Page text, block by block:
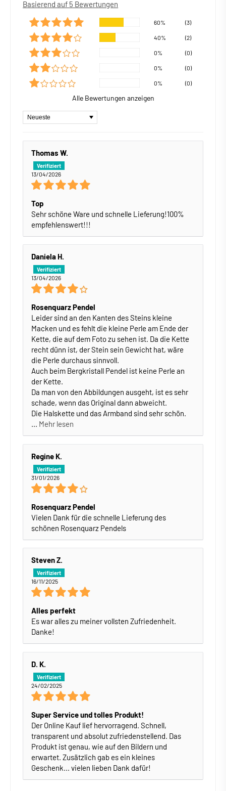
Basierend auf 5 Bewertungen
60% (3)
40% (2)
0% (0)
0% (0)
0% (0)
Alle Bewertungen anzeigen
Sort by
Thomas W.
13/04/2026
Top
Sehr schöne Ware und schnelle Lieferung!100%
empfehlenswert!!!
Daniela H.
13/04/2026
Rosenquarz Pendel
Leider sind an den Kanten des Steins kleine
Macken und es fehlt die kleine Perle am Ende der
Kette, die auf dem Foto zu sehen ist. Da die Kette
recht dünn ist, der Stein sein Gewicht hat, wäre
die Perle durchaus sinnvoll.
Auch beim Bergkristall Pendel ist keine Perle an
der Kette.
Da man von den Abbildungen ausgeht, ist es sehr
schade, wenn das Original dann abweicht.
Die Halskette und das Armband sind sehr schön.
... Mehr lesen
Regine K.
31/01/2026
Rosenquarz Pendel
Vielen Dank für die schnelle Lieferung des
schönen Rosenquarz Pendels
Steven Z.
16/11/2025
Alles perfekt
Es war alles zu meiner vollsten Zufriedenheit.
Danke!
D. K.
24/02/2025
Super Service und tolles Produkt!
Der Online Kauf lief hervorragend. Schnell,
transparent und absolut zufriedenstellend. Das
Produkt ist genau, wie auf den Bildern und
erwartet. Zusätzlich gab es ein kleines
Geschenk... vielen lieben Dank dafür!